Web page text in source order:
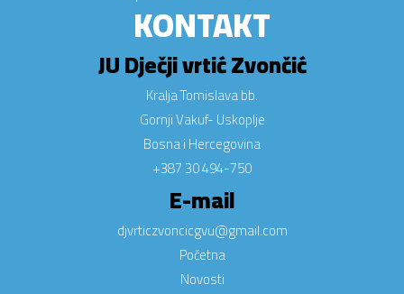
KONTAKT
JU Dječji vrtić Zvončić
Kralja Tomislava bb.
Gornji Vakuf- Uskoplje
Bosna i Hercegovina
+387 30 494-750
E-mail
djvrticzvoncicgvu@gmail.com
Početna
Novosti